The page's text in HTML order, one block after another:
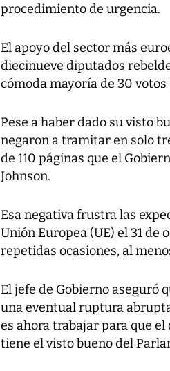
procedimiento de urgencia.
El apoyo del sector más
diecinueve diputados
cómoda mayoría de 30
Pese a haber dado su visto
negaron a tramitar en solo
de 110 páginas que el
Johnson.
Esa negativa frustra las
Unión Europea (UE) el 31
repetidas ocasiones, al
El jefe de Gobierno aseguró
una eventual ruptura
es ahora trabajar para que
tiene el visto bueno del